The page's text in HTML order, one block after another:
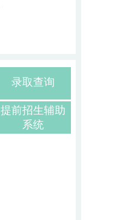
录取查询
提前招生辅助
系统